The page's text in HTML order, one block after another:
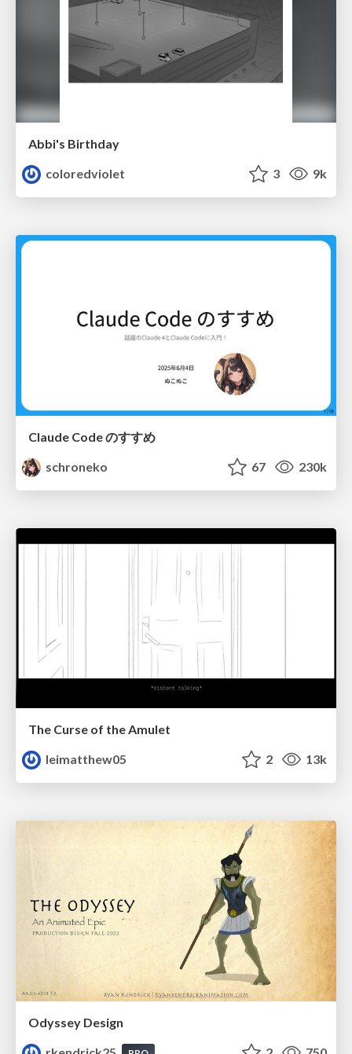
Abbi's Birthday
coloredviolet
3 9k
Claude Code のすすめ
schroneko
67 230k
The Curse of the Amulet
leimatthew05
2 13k
Odyssey Design